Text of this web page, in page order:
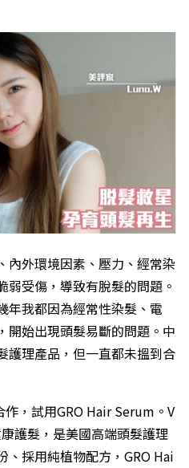
內外環境因素、壓力、經常染
受傷，導致有脫髮的問題。
年我都因為經常性染髮、電
開始出現頭髮易斷的問題。中
護理產品，但一直都未搵到合
，試用GRO Hair Serum。V
護髮，是美國高端頭髮護理
、採用純植物配方，GRO Hai